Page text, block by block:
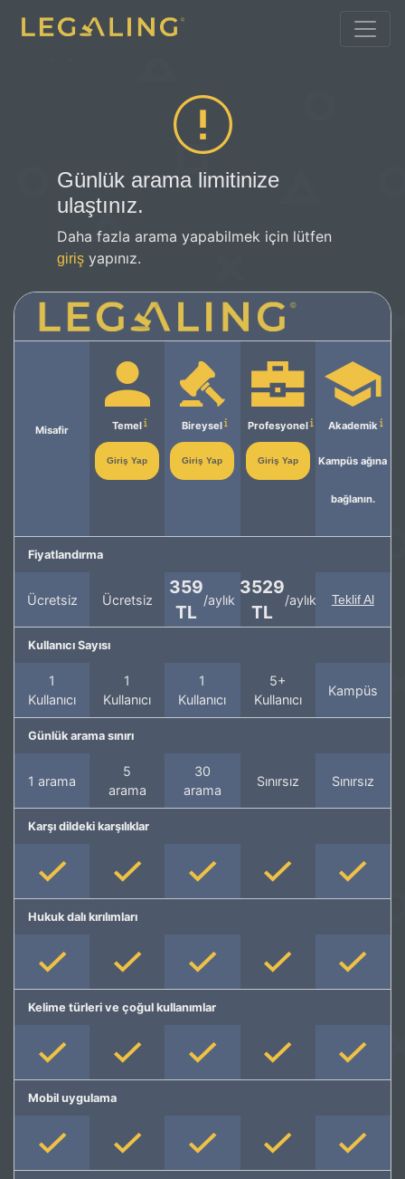
Günlük arama limitinize
ulaştınız.
Daha fazla arama yapabilmek için lütfen
giriş yapınız.
Misafir Temel
Giriş Yap
Bireysel
Giriş Yap
Profesyonel
Giriş Yap
Akademik
Kampüs ağına
bağlanın.
Fiyatlandırma
Ücretsiz Ücretsiz
359
TL
/aylık
3529
TL
/aylık Teklif Al
Kullanıcı Sayısı
1
Kullanıcı
1
Kullanıcı
1
Kullanıcı
5+
Kullanıcı
Kampüs
Günlük arama sınırı
1 arama
5
arama
30
arama
Sınırsız Sınırsız
Karşı dildeki karşılıklar
Hukuk dalı kırılımları
Kelime türleri ve çoğul kullanımlar
Mobil uygulama